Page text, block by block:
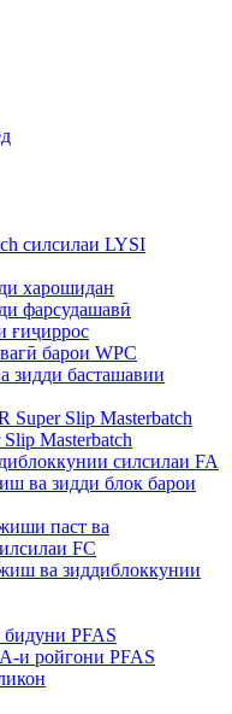
силсилаи LYSI
харошидан
фарсудашавӣ
ғиҷиррос
барои WPC
зидди басташавии
Super Slip Masterbatch
Masterbatch
силсилаи FA
ва зидди блок барои
паст ва
FC
ва зиддиблоккунии
бидуни PFAS
и ройгони PFAS